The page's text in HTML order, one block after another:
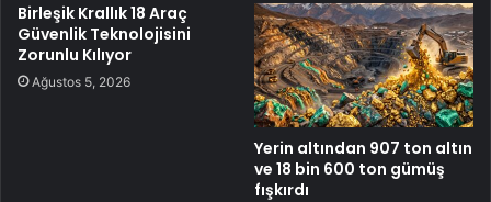
Birleşik Krallık 18 Araç
Güvenlik Teknolojisini
Zorunlu Kılıyor
Ağustos 5, 2026
Yerin altından 907 ton altın
ve 18 bin 600 ton gümüş
fışkırdı